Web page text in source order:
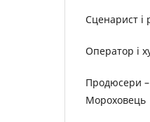
Сценарист
Оператор і
Продюсери
Мороховець